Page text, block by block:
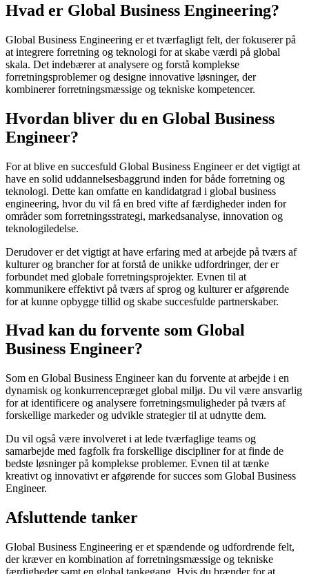
Hvad er Global Business Engineering?
Global Business Engineering er et tværfagligt felt, der fokuserer på
at integrere forretning og teknologi for at skabe værdi på global
skala. Det indebærer at analysere og forstå komplekse
forretningsproblemer og designe innovative løsninger, der
kombinerer forretningsmæssige og tekniske kompetencer.
Hvordan bliver du en Global Business
Engineer?
For at blive en succesfuld Global Business Engineer er det vigtigt at
have en solid uddannelsesbaggrund inden for både forretning og
teknologi. Dette kan omfatte en kandidatgrad i global business
engineering, hvor du vil få en bred vifte af færdigheder inden for
områder som forretningsstrategi, markedsanalyse, innovation og
teknologiledelse.
Derudover er det vigtigt at have erfaring med at arbejde på tværs af
kulturer og brancher for at forstå de unikke udfordringer, der er
forbundet med globale forretningsprojekter. Evnen til at
kommunikere effektivt på tværs af sprog og kulturer er afgørende
for at kunne opbygge tillid og skabe succesfulde partnerskaber.
Hvad kan du forvente som Global
Business Engineer?
Som en Global Business Engineer kan du forvente at arbejde i en
dynamisk og konkurrencepræget global miljø. Du vil være ansvarlig
for at identificere og analysere forretningsmuligheder på tværs af
forskellige markeder og udvikle strategier til at udnytte dem.
Du vil også være involveret i at lede tværfaglige teams og
samarbejde med fagfolk fra forskellige discipliner for at finde de
bedste løsninger på komplekse problemer. Evnen til at tænke
kreativt og innovativt er afgørende for succes som Global Business
Engineer.
Afsluttende tanker
Global Business Engineering er et spændende og udfordrende felt,
der kræver en kombination af forretningsmæssige og tekniske